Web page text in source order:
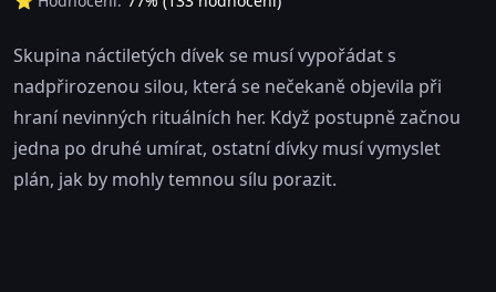
Skupina náctiletých dívek se musí vypořádat s
nadpřirozenou silou, která se nečekaně objevila při
hraní nevinných rituálních her. Když postupně začnou
jedna po druhé umírat, ostatní dívky musí vymyslet
plán, jak by mohly temnou sílu porazit.